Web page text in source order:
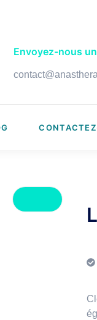
Envoyez-nous